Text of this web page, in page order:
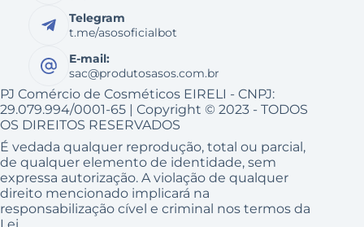
Telegram
t.me/asosoficialbot
E-mail:
sac@produtosasos.com.br
PJ Comércio de Cosméticos EIRELI - CNPJ:
29.079.994/0001-65 | Copyright © 2023 - TODOS
OS DIREITOS RESERVADOS
É vedada qualquer reprodução, total ou parcial,
de qualquer elemento de identidade, sem
expressa autorização. A violação de qualquer
direito mencionado implicará na
responsabilização cível e criminal nos termos da